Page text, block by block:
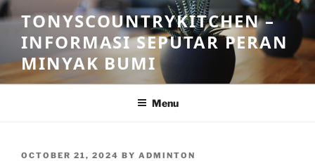
Skip
to
content
TONYSCOUNTRYKITCHEN –
INFORMASI SEPUTAR PERAN
MINYAK BUMI
Menu
POSTED
OCTOBER 21, 2024 BY ADMINTON